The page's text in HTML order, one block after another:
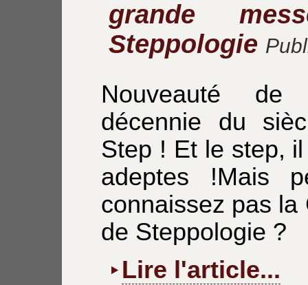
grande
Steppologie
Nouveauté
décennie du
Step ! Et le step,
adeptes !Mais
connaissez pas
de Steppologie ?
Lire l'article...